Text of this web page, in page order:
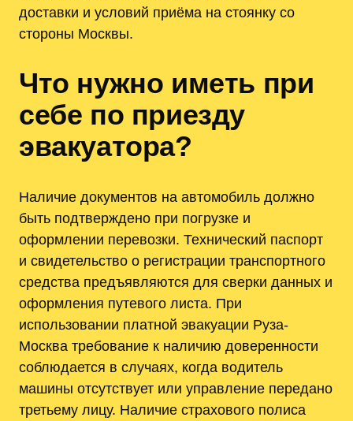
доставки и условий приёма на стоянку со
стороны Москвы.
Что нужно иметь при
себе по приезду
эвакуатора?
Наличие документов на автомобиль должно
быть подтверждено при погрузке и
оформлении перевозки. Технический паспорт
и свидетельство о регистрации транспортного
средства предъявляются для сверки данных и
оформления путевого листа. При
использовании платной эвакуации Руза-
Москва требование к наличию доверенности
соблюдается в случаях, когда водитель
машины отсутствует или управление передано
третьему лицу. Наличие страхового полиса